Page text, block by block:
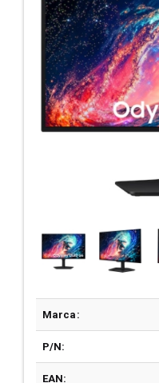
Marca:
P/N:
EAN: